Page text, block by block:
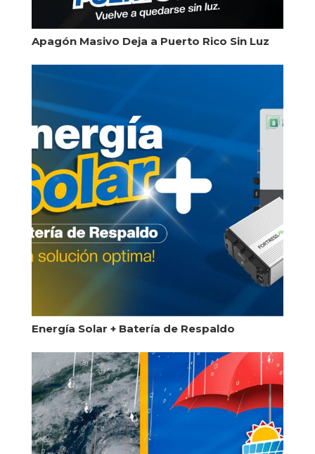
Apagón Masivo Deja a Puerto Rico Sin Luz
Energía Solar + Batería de Respaldo